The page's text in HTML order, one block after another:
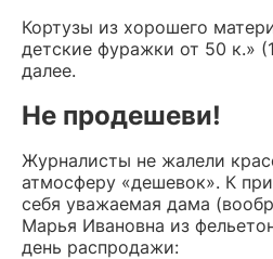
Кортузы из хорошего
детские фуражки от 50 к.»
далее.
Не продешеви!
Журналисты не жалели
атмосферу «дешевок». К
себя уважаемая дама
Марья Ивановна из
день распродажи: